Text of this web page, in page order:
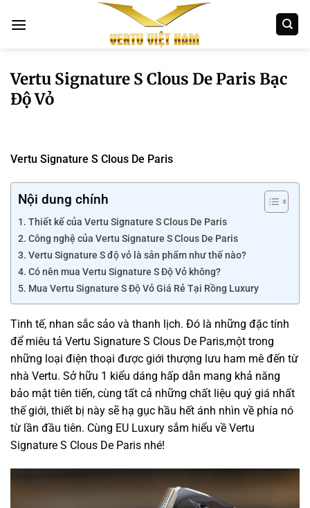
qua
Vertu Signature S Clous De Paris Bạc
Độ Vỏ
Vertu Signature S Clous De Paris
Nội dung chính
Thiết kế của Vertu Signature S Clous De Paris
Công nghệ của Vertu Signature S Clous De Paris
Vertu Signature S độ vỏ là sản phẩm như thế nào?
Có nên mua Vertu Signature S Độ Vỏ không?
Mua Vertu Signature S Độ Vỏ Giá Rẻ Tại Rồng Luxury
Tinh tế, nhan sắc sảo và thanh lịch. Đó là những đặc tính
để miêu tả Vertu Signature S Clous De Paris,một trong
những loại điện thoại được giới thượng lưu ham mê đến từ
nhà Vertu. Sở hữu 1 kiểu dáng hấp dẫn mang khả năng
bảo mật tiên tiến, cùng tất cả những chất liệu quý giá nhất
thế giới, thiết bị này sẽ hạ gục hầu hết ánh nhìn về phía nó
từ lần đầu tiên. Cùng EU Luxury sắm hiểu về Vertu
Signature S Clous De Paris nhé!